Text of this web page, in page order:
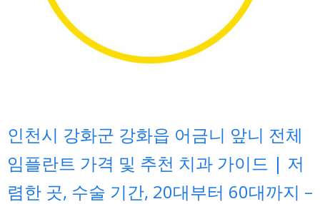
인천시 강화군 강화읍 어금니 앞니 전체
임플란트 가격 및 추천 치과 가이드 | 저
렴한 곳, 수술 기간, 20대부터 60대까지 –